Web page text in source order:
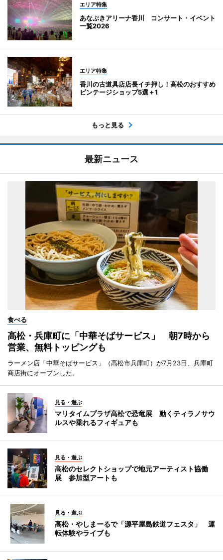
エリア特集
あなぶきアリーナ香川 コンサート・イベント
一覧2026
エリア特集
香川の古道具店店長イチ押し！高松のおすすめ
ビンテージショップ5選＋1
もっと見る
最新ニュース
食べる
高松・兵庫町に「中華そばサービス」 朝7時から
営業、無料トッピングも
ラーメン店「中華そばサービス」（高松市兵庫町）が7月23日、兵庫町
商店街にオープンした。
見る・遊ぶ
マリタイムプラザ高松で恐竜展 動くティラノサウ
ルスや乗れるフィギュアも
見る・遊ぶ
高松のセレクトショップで地元アーティスト協働
展 参加型アートも
見る・遊ぶ
高松・やしまーるで「源平屋島鉄道フェスタ」 運
転体験やライブも